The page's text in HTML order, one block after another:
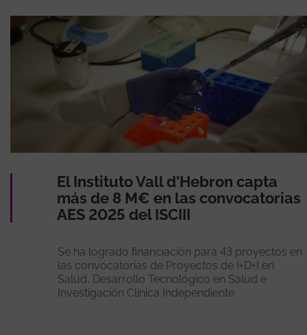
El Instituto Vall d'Hebron capta
más de 8 M€ en las convocatorias
AES 2025 del ISCIII
Se ha logrado financiación para 43 proyectos en
las convocatorias de Proyectos de I+D+I en
Salud, Desarrollo Tecnológico en Salud e
Investigación Clínica Independiente